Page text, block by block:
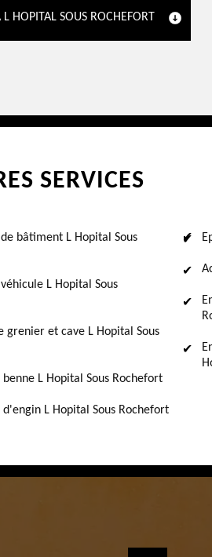
HOPITAL SOUS ROCHEFORT
SERVICES
bâtiment L Hopital Sous
L Hopital Sous
grenier et cave L Hopital Sous
benne L Hopital Sous Rochefort
L Hopital Sous Rochefort